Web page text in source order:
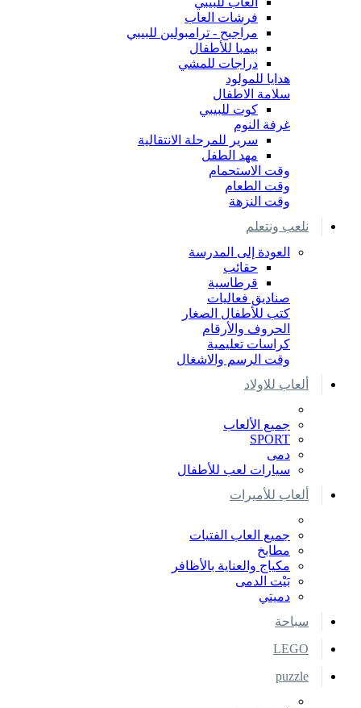
فرشات العاب
مراجيح - ترامبولين للبيبي
بيمبا للأطفال
دراجات للمشي
هدايا للمولود
سلامة الاطفال
كوت للبيبي
غرفة النوم
سرير للمرحلة الانتقالية
مهد الطفل
وقت الاستحمام
وقت الطعام
وقت النزهة
نلعب ونتعلم
العودة إلى المدرسة
حقائب
قرطاسية
صناديق فعاليات
كتب للأطفال الصغار
الحروف والأرقام
كراسات تعليمية
وقت الرسم والاشغال
ألعاب للاولاد
جميع الألعاب
SPORT
دمى
سيارات لعب للأطفال
ألعاب للأميرات
جميع العاب الفتيات
مطابخ
مكياج والعناية بالأظافر
بَيْت الدمى
دميتي
سباحة
LEGO
puzzle